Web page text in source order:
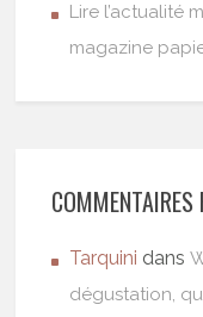
Lire l’actualité
magazine
COMMENTAIRES
Tarquini dans
dégustation,